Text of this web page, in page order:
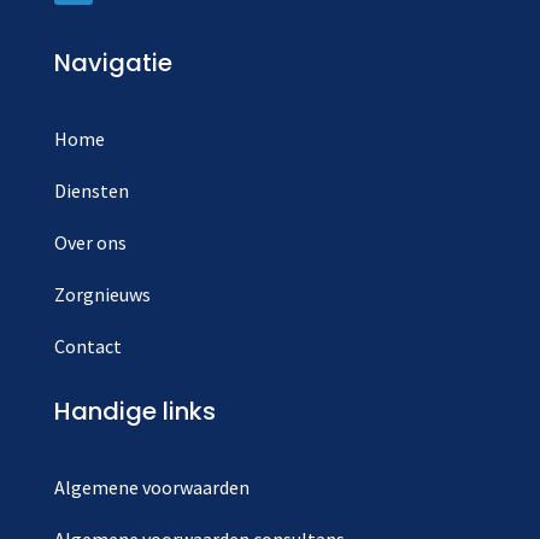
Navigatie
Home
Diensten
Over ons
Zorgnieuws
Contact
Handige links
Algemene voorwaarden